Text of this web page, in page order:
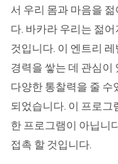
서 우리 몸과 마음을 젊
다. 바카라 우리는 젊
것입니다. 이 엔트리
경력을 쌓는 데 관심이
다양한 통찰력을 줄 수
되었습니다. 이 프로그
한 프로그램이 아닙니
접촉 할 것입니다.